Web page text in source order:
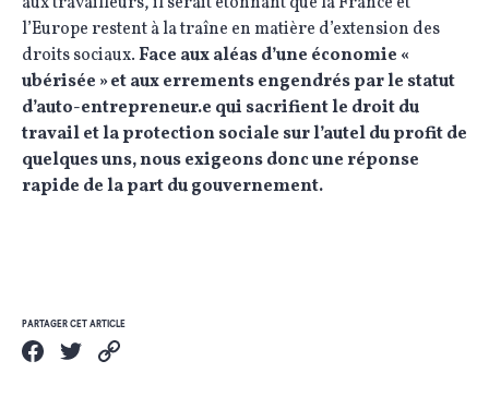
l’Europe restent à la traîne en matière d’extension des
droits sociaux.Face aux aléas d’une économie «
ubérisée » et aux errements engendrés par le statut
d’auto-entrepreneur.e qui sacrifient le droit du
travail et la protection sociale sur l’autel du profit de
quelques uns, nous exigeons donc une réponse
rapide de la part du gouvernement.
PARTAGER CET ARTICLE